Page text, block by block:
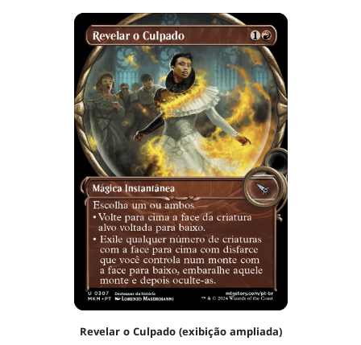
Revelar o Culpado (exibição ampliada)